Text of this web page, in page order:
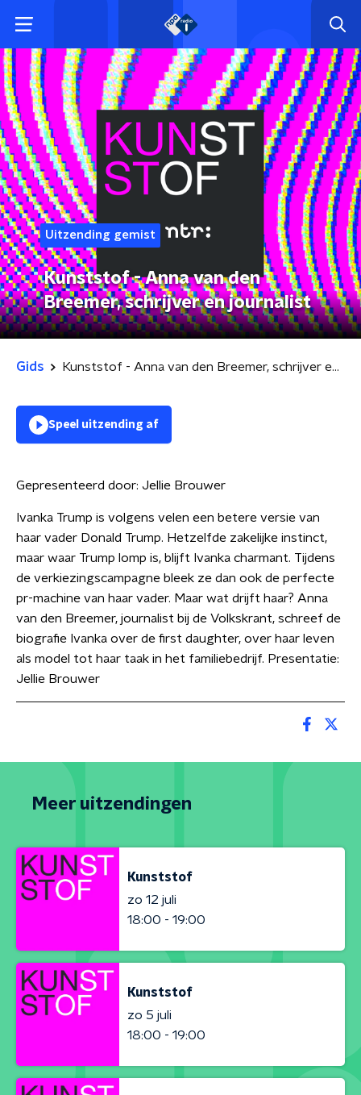
Uitzending gemist
Kunststof - Anna van den
Breemer, schrijver en journalist
Gids Kunststof - Anna van den Breemer, schrijver en journalist
Speel uitzending af
Gepresenteerd door: Jellie Brouwer
Ivanka Trump is volgens velen een betere versie van
haar vader Donald Trump. Hetzelfde zakelijke instinct,
maar waar Trump lomp is, blijft Ivanka charmant. Tijdens
de verkiezingscampagne bleek ze dan ook de perfecte
pr-machine van haar vader. Maar wat drijft haar? Anna
van den Breemer, journalist bij de Volkskrant, schreef de
biografie Ivanka over de first daughter, over haar leven
als model tot haar taak in het familiebedrijf. Presentatie:
Jellie Brouwer
Meer uitzendingen
Kunststof
zo 12 juli
18:00 - 19:00
Kunststof
zo 5 juli
18:00 - 19:00